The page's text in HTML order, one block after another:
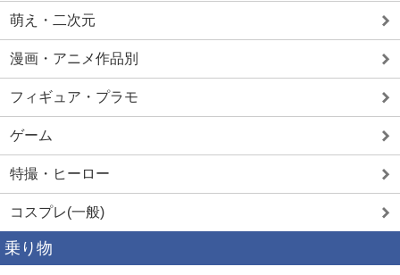
萌え・二次元
漫画・アニメ作品別
フィギュア・プラモ
ゲーム
特撮・ヒーロー
コスプレ(一般)
乗り物